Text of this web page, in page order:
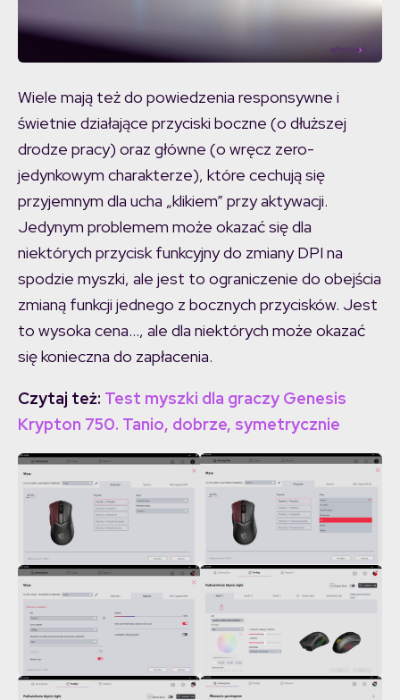
Wiele mają też do powiedzenia responsywne i
świetnie działające przyciski boczne (o dłuższej
drodze pracy) oraz główne (o wręcz zero-
jedynkowym charakterze), które cechują się
przyjemnym dla ucha „klikiem” przy aktywacji.
Jedynym problemem może okazać się dla
niektórych przycisk funkcyjny do zmiany DPI na
spodzie myszki, ale jest to ograniczenie do obejścia
zmianą funkcji jednego z bocznych przycisków. Jest
to wysoka cena…, ale dla niektórych może okazać
się konieczna do zapłacenia.
Czytaj też: Test myszki dla graczy Genesis
Krypton 750. Tanio, dobrze, symetrycznie